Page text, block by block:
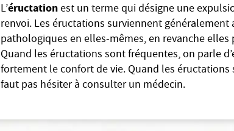
L’éructationest un terme qui désigne une
renvoi. Les éructations surviennent
pathologiques en elles-mêmes, en revanche
Quand les éructations sont fréquentes, on parle
fortement le confort de vie. Quand les
faut pas hésiter à consulter un médecin.